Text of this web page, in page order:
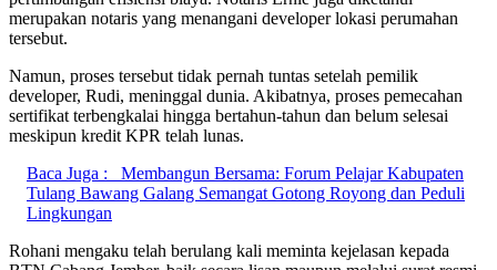
merupakan notaris yang menangani developer lokasi perumahan
tersebut.
Namun, proses tersebut tidak pernah tuntas setelah pemilik
developer, Rudi, meninggal dunia. Akibatnya, proses pemecahan
sertifikat terbengkalai hingga bertahun-tahun dan belum selesai
meskipun kredit KPR telah lunas.
Baca Juga :
Membangun Bersama: Forum Pelajar Kabupaten
Tulang Bawang Galang Semangat Gotong Royong dan Peduli
Lingkungan
Rohani mengaku telah berulang kali meminta kejelasan kepada